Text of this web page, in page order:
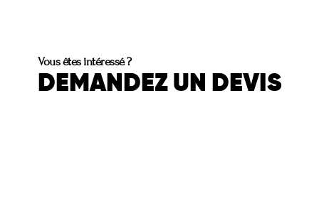
Vous êtes intéressé ?
DEMANDEZ UN DEVIS